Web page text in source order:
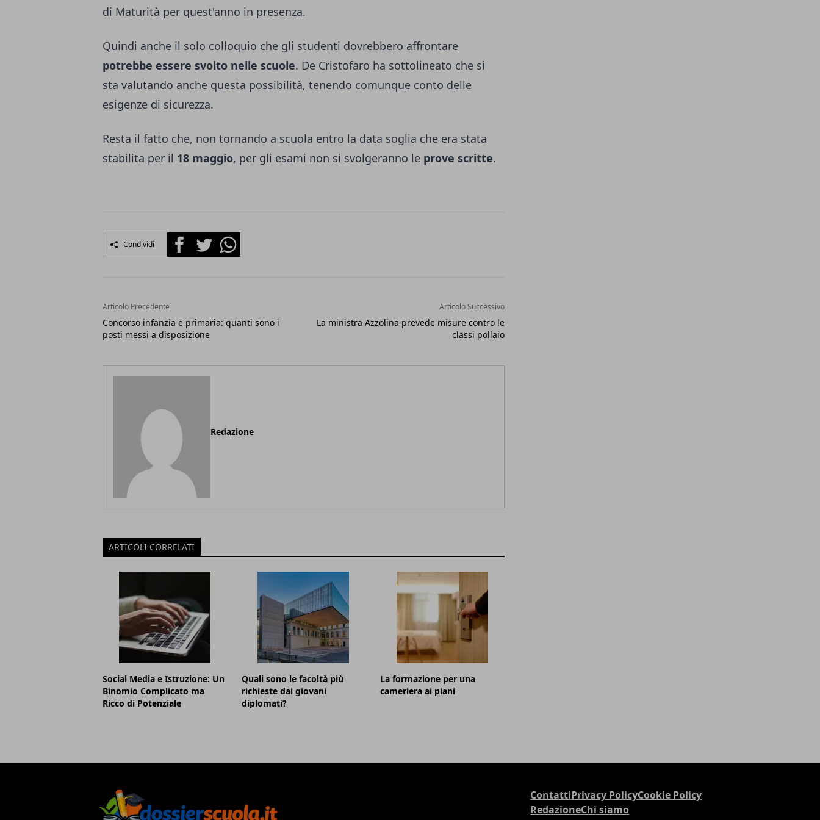
di Maturità per quest'anno in presenza.
Quindi anche il solo colloquio che gli studenti dovrebbero affrontare
potrebbe essere svolto nelle scuole. De Cristofaro ha sottolineato che si
sta valutando anche questa possibilità, tenendo comunque conto delle
esigenze di sicurezza.
Resta il fatto che, non tornando a scuola entro la data soglia che era stata
stabilita per il 18 maggio, per gli esami non si svolgeranno le prove scritte.
Condividi FacebookTwitterWhatsapp
Articolo Precedente
Concorso infanzia e primaria: quanti sono i
posti messi a disposizione
Articolo Successivo
La ministra Azzolina prevede misure contro le
classi pollaio
Redazione
ARTICOLI CORRELATI
Social Media e Istruzione: Un
Binomio Complicato ma
Ricco di Potenziale
Quali sono le facoltà più
richieste dai giovani
diplomati?
La formazione per una
cameriera ai piani
ContattiPrivacy PolicyCookie Policy
RedazioneChi siamo